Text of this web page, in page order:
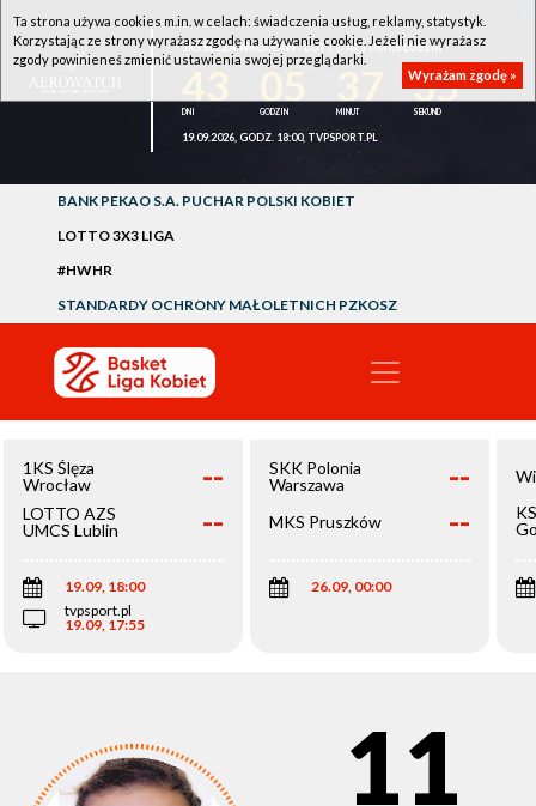
1KS ŚLĘZA WROCŁAW - LOTTO AZS UMCS LUBLIN
34
19.09.2026, GODZ. 18:00, TVPSPORT.PL
BANK PEKAO S.A. PUCHAR POLSKI KOBIET
LOTTO 3X3 LIGA
#HWHR
STANDARDY OCHRONY MAŁOLETNICH PZKOSZ
1KS Ślęza
Wrocław
--
LOTTO AZS
UMCS Lublin
--
19.09, 18:00
tvpsport.pl
19.09, 17:55
SKK Polonia
Warszawa
--
MKS Pruszków --
26.09, 00:00
11
Ta strona używa cookies m.in. w celach: świadczenia usług, reklamy, statystyk.
Korzystając ze strony wyrażasz zgodę na używanie cookie. Jeżeli nie wyrażasz
zgody powinieneś zmienić ustawienia swojej przeglądarki.
Wyrażam zgodę »